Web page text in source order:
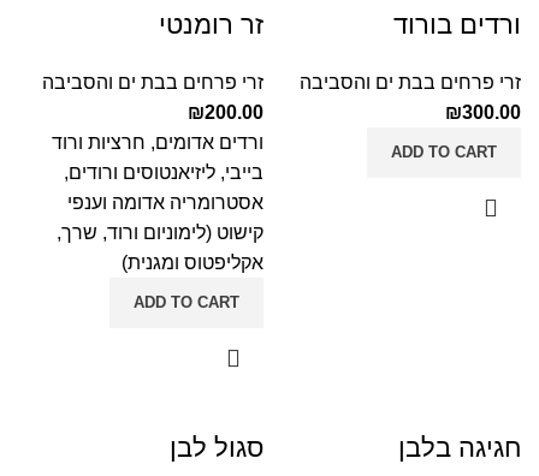
ורדים בורוד
זרי פרחים בבת ים והסביבה
₪300.00
ADD TO CART
זר רומנטי
זרי פרחים בבת ים והסביבה
₪200.00
ורדים אדומים, חרציות ורוד
בייבי, ליזיאנטוסים ורודים,
אסטרומריה אדומה וענפי
קישוט (לימוניום ורוד, שרך,
אקליפטוס ומגנית)
ADD TO CART
חגיגה בלבן סגול לבן